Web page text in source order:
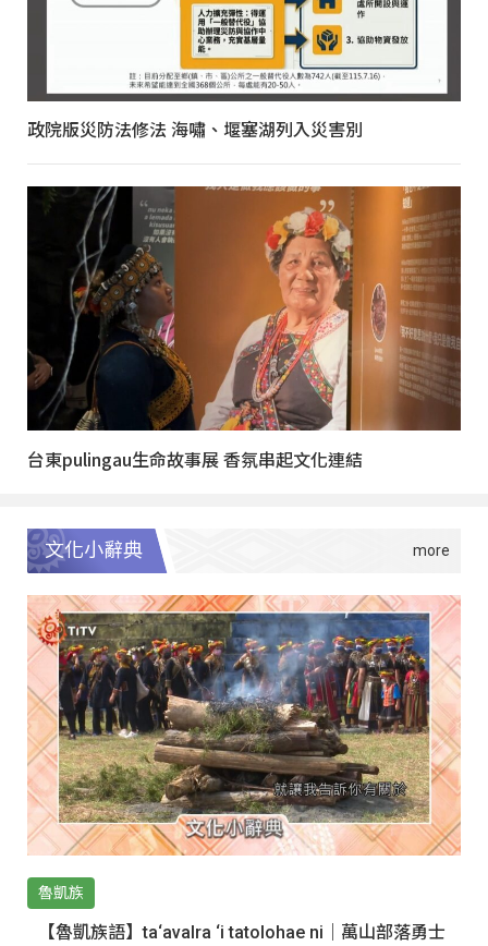
政院版災防法修法 海嘯、堰塞湖列入災害別
台東pulingau生命故事展 香氛串起文化連結
文化小辭典
魯凱族
【魯凱族語】ta‘avalra ‘i tatolohae ni｜萬山部落勇士